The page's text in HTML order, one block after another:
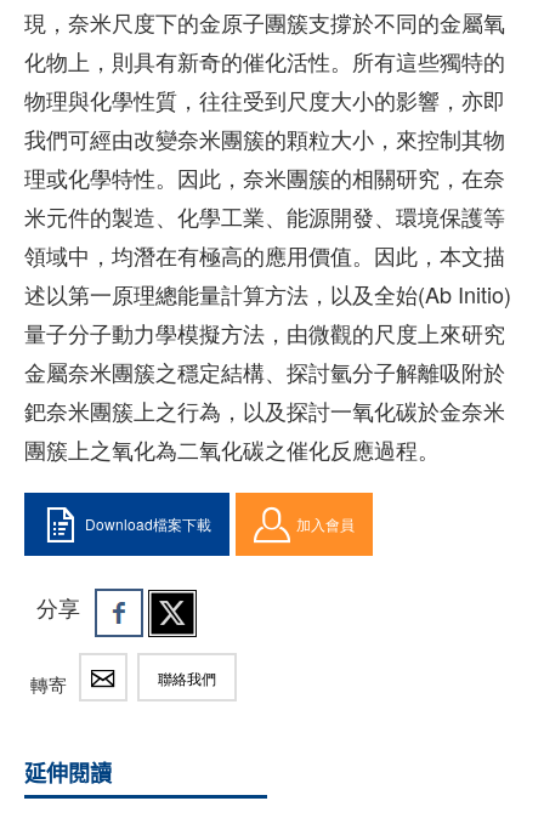
現，奈米尺度下的金原子團簇支撐於不同的金屬氧
化物上，則具有新奇的催化活性。所有這些獨特的
物理與化學性質，往往受到尺度大小的影響，亦即
我們可經由改變奈米團簇的顆粒大小，來控制其物
理或化學特性。因此，奈米團簇的相關研究，在奈
米元件的製造、化學工業、能源開發、環境保護等
領域中，均潛在有極高的應用價值。因此，本文描
述以第一原理總能量計算方法，以及全始(Ab Initio)
量子分子動力學模擬方法，由微觀的尺度上來研究
金屬奈米團簇之穩定結構、探討氫分子解離吸附於
鈀奈米團簇上之行為，以及探討一氧化碳於金奈米
團簇上之氧化為二氧化碳之催化反應過程。
Download檔案下載 加入會員
分享
轉寄 聯絡我們
延伸閱讀